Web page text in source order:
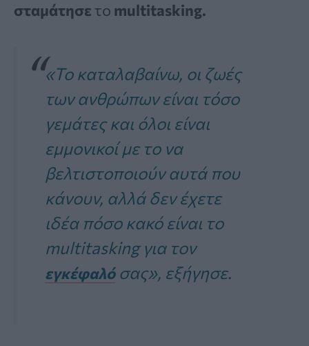
σταμάτησε το multitasking.
«Το καταλαβαίνω, οι ζωές
των ανθρώπων είναι τόσο
γεμάτες και όλοι είναι
εμμονικοί με το να
βελτιστοποιούν αυτά που
κάνουν, αλλά δεν έχετε
ιδέα πόσο κακό είναι το
multitasking για τον
εγκέφαλόσας», εξήγησε.